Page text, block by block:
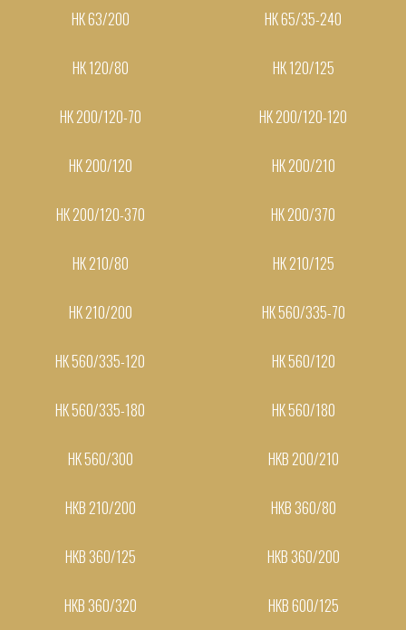
НК 63/200 НК 65/35-240
НК 120/80 НК 120/125
НК 200/120-70 НК 200/120-120
НК 200/120 НК 200/210
НК 200/120-370 НК 200/370
НК 210/80 НК 210/125
НК 210/200 НК 560/335-70
НК 560/335-120 НК 560/120
НК 560/335-180 НК 560/180
НК 560/300 НКВ 200/210
НКВ 210/200 НКВ 360/80
НКВ 360/125 НКВ 360/200
НКВ 360/320 НКВ 600/125